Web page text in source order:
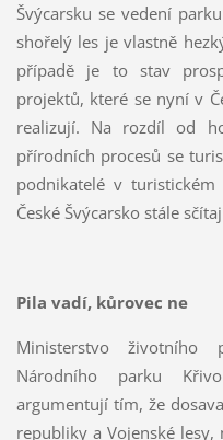
Švýcarsku se vedení
shořelý les je vlastně
případě je to stav
projektů, které se nyní v
realizují. Na rozdíl od
přírodních procesů se
podnikatelé v
České Švýcarsko stále
Pila vadí, kůrovec ne
Ministerstvo životního
Národního parku
argumentují tím, že
republiky a Vojenské